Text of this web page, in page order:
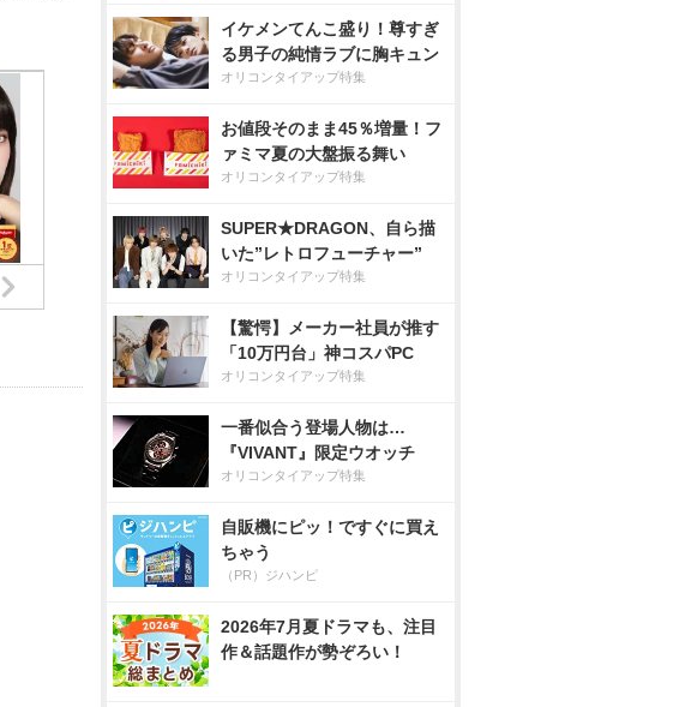
イケメンてんこ盛り！尊すぎ
る男子の純情ラブに胸キュン
オリコンタイアップ特集
お値段そのまま45％増量！フ
ァミマ夏の大盤振る舞い
オリコンタイアップ特集
SUPER★DRAGON、自ら描
いた”レトロフューチャー”
オリコンタイアップ特集
【驚愕】メーカー社員が推す
「10万円台」神コスパPC
オリコンタイアップ特集
一番似合う登場人物は…
『VIVANT』限定ウオッチ
オリコンタイアップ特集
自販機にピッ！ですぐに買え
ちゃう
（PR）ジハンピ
2026年7月夏ドラマも、注目
作＆話題作が勢ぞろい！